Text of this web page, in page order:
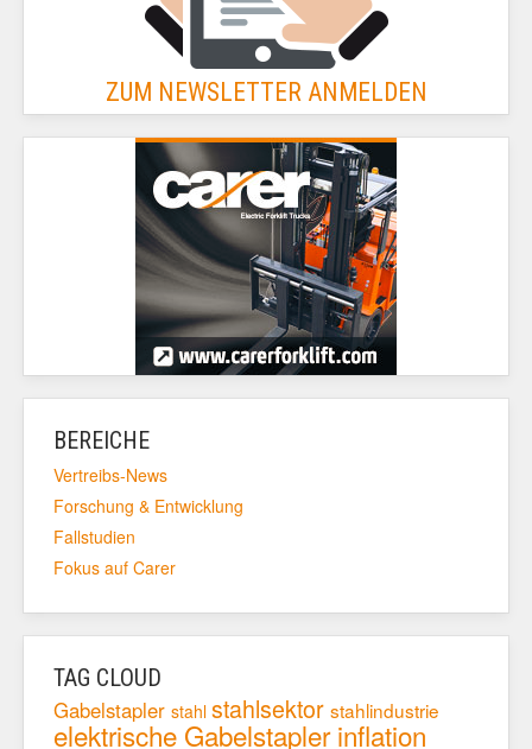
ZUM NEWSLETTER ANMELDEN
BEREICHE
Vertreibs-News
Forschung & Entwicklung
Fallstudien
Fokus auf Carer
TAG CLOUD
Gabelstapler stahl stahlsektor stahlindustrie
elektrische Gabelstaplerinflation